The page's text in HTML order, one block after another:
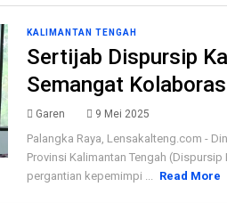
KALIMANTAN TENGAH
Sertijab Dispursip
Semangat
Garen 9 Mei 2025
Palangka Raya, Lensakalteng.com -
Provinsi Kalimantan Tengah
pergantian kepemimpi ... Read More